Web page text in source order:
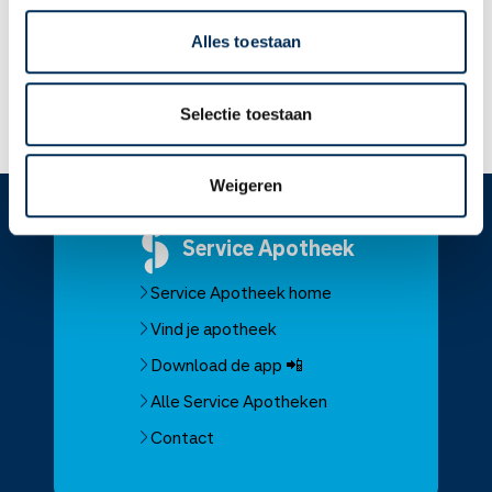
Alles toestaan
Selectie toestaan
Weigeren
zwanger wilt worden.
U mag dit medicijn gebruiken als u borstvoeding geeft.
Lees meer op apotheek.nl
ServiceApotheek
Service Apotheek home
Vind je apotheek
Download de app 📲
Alle Service Apotheken
Contact